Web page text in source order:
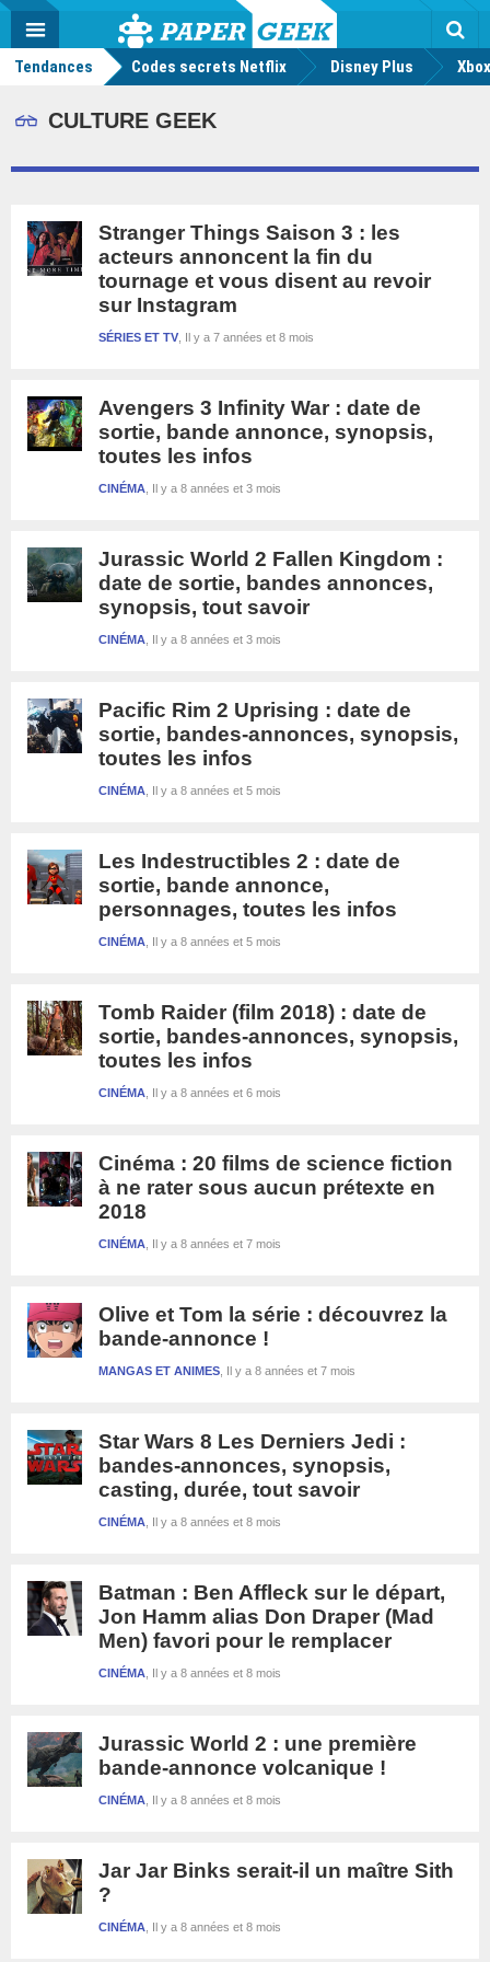
Actu
geek
MENU
Tendances Codes secrets Netflix Disney Plus
CULTURE GEEK
Stranger Things Saison 3 : les
acteurs annoncent la fin du
tournage et vous disent au revoir
sur Instagram
Il y a 7 années et 8 mois
SÉRIES ET TV
Avengers 3 Infinity War : date de
sortie, bande annonce, synopsis,
toutes les infos
Il y a 8 années et 3 mois
CINÉMA
Jurassic World 2 Fallen Kingdom :
date de sortie, bandes annonces,
synopsis, tout savoir
Il y a 8 années et 3 mois
CINÉMA
Pacific Rim 2 Uprising : date de
sortie, bandes-annonces, synopsis,
toutes les infos
Il y a 8 années et 5 mois
CINÉMA
Les Indestructibles 2 : date de
sortie, bande annonce,
personnages, toutes les infos
Il y a 8 années et 5 mois
CINÉMA
Tomb Raider (film 2018) : date de
sortie, bandes-annonces, synopsis,
toutes les infos
Il y a 8 années et 6 mois
CINÉMA
Cinéma : 20 films de science fiction
à ne rater sous aucun prétexte en
2018
Il y a 8 années et 7 mois
CINÉMA
Olive et Tom la série : découvrez la
bande-annonce !
Il y a 8 années et 7 mois
MANGAS ET ANIMES
Star Wars 8 Les Derniers Jedi :
bandes-annonces, synopsis,
casting, durée, tout savoir
Il y a 8 années et 8 mois
CINÉMA
Batman : Ben Affleck sur le départ,
Jon Hamm alias Don Draper (Mad
Men) favori pour le remplacer
Il y a 8 années et 8 mois
CINÉMA
Jurassic World 2 : une première
bande-annonce volcanique !
Il y a 8 années et 8 mois
CINÉMA
Jar Jar Binks serait-il un maître Sith
?
Il y a 8 années et 8 mois
CINÉMA
Mode
FacebookTwitter Youtube